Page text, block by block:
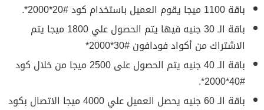
باقة 1100 ميجا يقوم العميل باستخدام كود #20*2000*.
باقة الـ 30 جنيه فيها يتم الحصول علي 1800 ميجا يتم
الاشتراك من أكواد فودافون #30*2000*
باقة الـ 40 جنيه يتم الحصول على 2500 ميجا من خلال كود
#40*2000*.
باقة الـ 60 جنيه يحصل العميل علي 4000 ميجا الاتصال بكود